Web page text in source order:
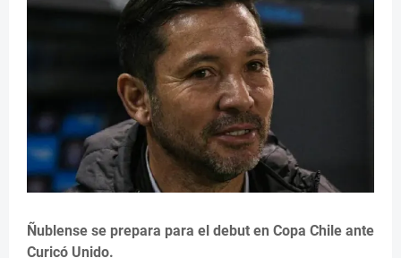
Ñublense se prepara para el debut en Copa Chile ante
Curicó Unido.